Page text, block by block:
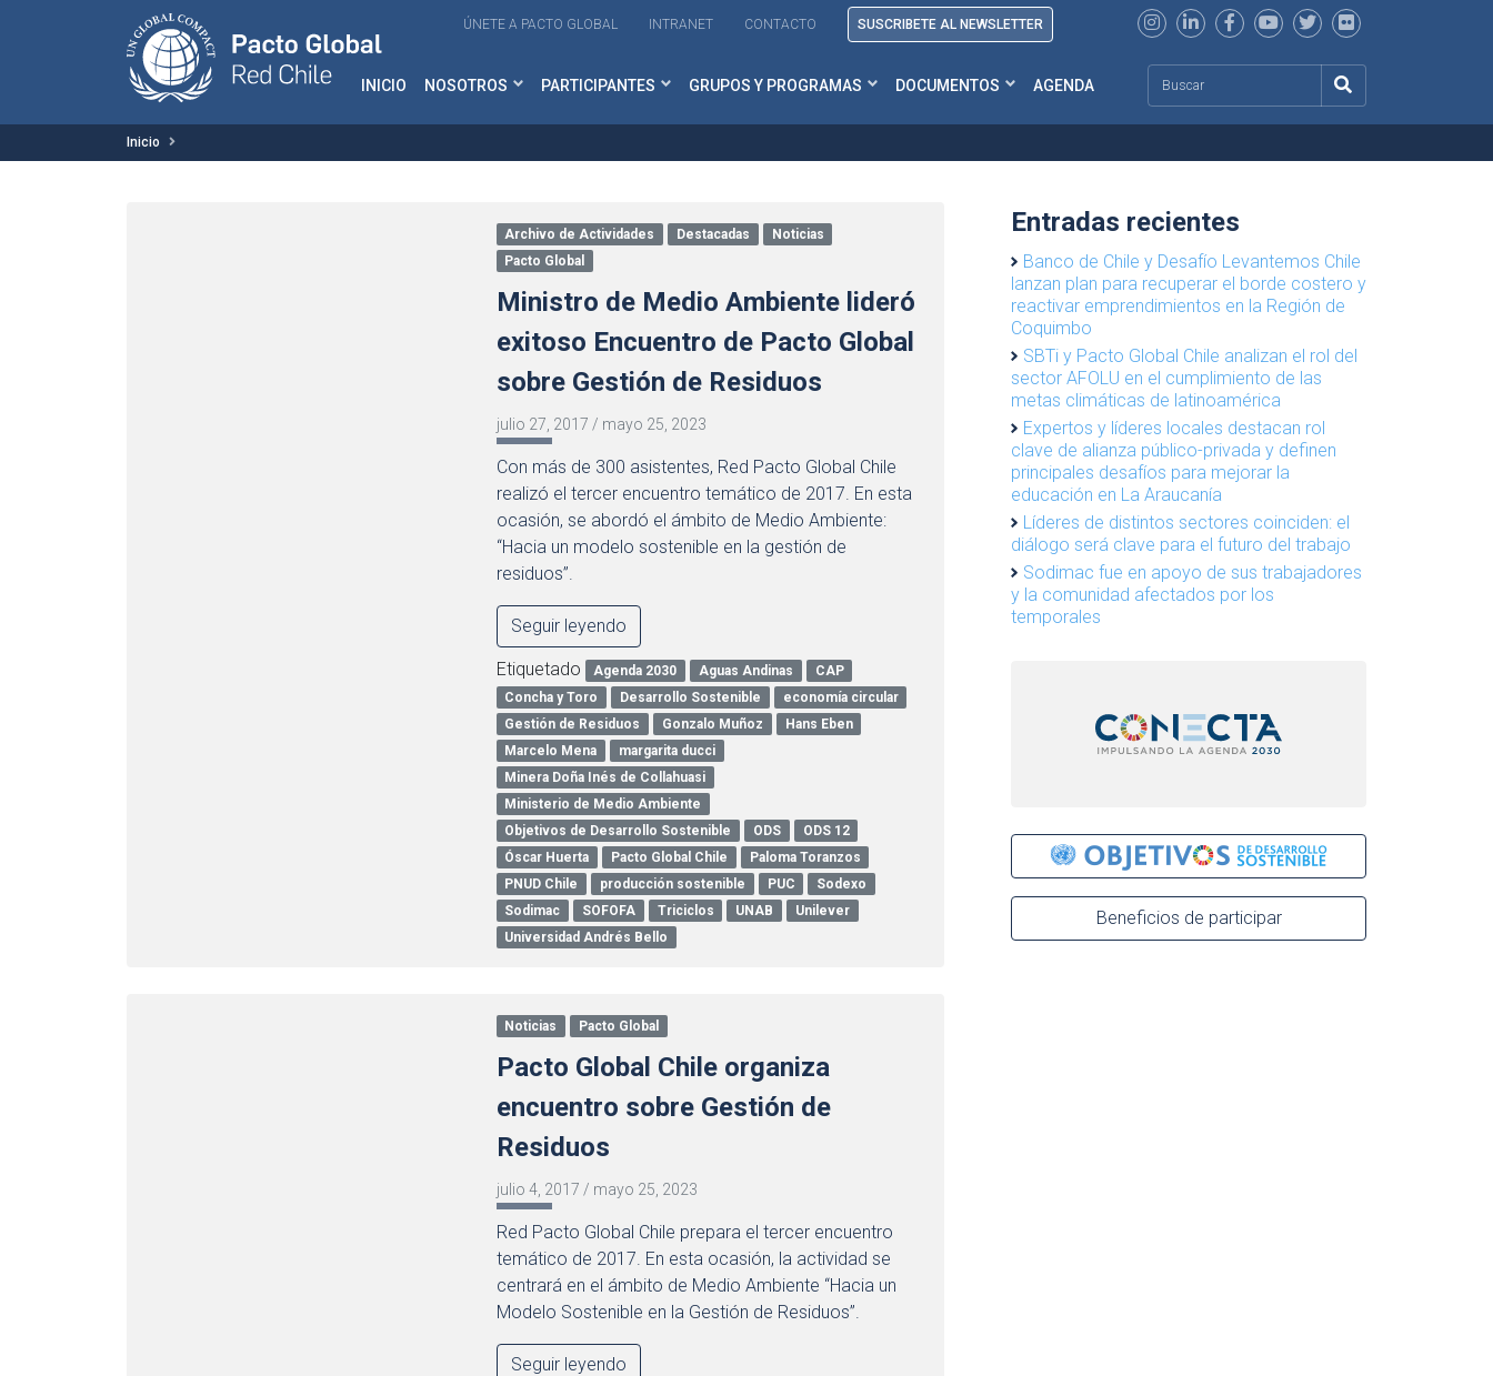
ÚNETE A PACTO GLOBAL INTRANET CONTACTO SUSCRIBETE AL NEWSLETTER
INICIO NOSOTROS PARTICIPANTES GRUPOS Y PROGRAMAS DOCUMENTOS AGENDA
Inicio
Archivo de Actividades Destacadas
Noticias
Pacto Global
Ministro de Medio Ambiente lideró
exitoso Encuentro de Pacto Global
sobre Gestión de Residuos
julio 27, 2017 / mayo 25, 2023
Con más de 300 asistentes, Red Pacto Global Chile
realizó el tercer encuentro temático de 2017. En esta
ocasión, se abordó el ámbito de Medio Ambiente:
“Hacia un modelo sostenible en la gestión de
residuos”.
Seguir leyendo
Etiquetado Agenda 2030 Aguas Andinas
CAP
Concha y Toro
Desarrollo Sostenible
economía circular
Gestión de Residuos
Gonzalo Muñoz
Hans Eben
Marcelo Mena
margarita ducci
Minera Doña Inés de Collahuasi
Ministerio de Medio Ambiente
Objetivos de Desarrollo Sostenible
ODS
ODS 12
Óscar Huerta
Pacto Global Chile
Paloma Toranzos
PNUD Chile
producción sostenible PUC
Sodexo
Sodimac
SOFOFA Triciclos UNAB
Unilever
Universidad Andrés Bello
Noticias Pacto Global
Pacto Global Chile organiza
encuentro sobre Gestión de
Residuos
julio 4, 2017 / mayo 25, 2023
Red Pacto Global Chile prepara el tercer encuentro
temático de 2017. En esta ocasión, la actividad se
centrará en el ámbito de Medio Ambiente “Hacia un
Modelo Sostenible en la Gestión de Residuos”.
Seguir leyendo
Entradas recientes
Banco de Chile y Desafío Levantemos Chile
lanzan plan para recuperar el borde costero y
reactivar emprendimientos en la Región de
Coquimbo
SBTi y Pacto Global Chile analizan el rol del
sector AFOLU en el cumplimiento de las
metas climáticas de latinoamérica
Expertos y líderes locales destacan rol
clave de alianza público-privada y definen
principales desafíos para mejorar la
educación en La Araucanía
Líderes de distintos sectores coinciden: el
diálogo será clave para el futuro del trabajo
Sodimac fue en apoyo de sus trabajadores
y la comunidad afectados por los
temporales
Beneficios de participar